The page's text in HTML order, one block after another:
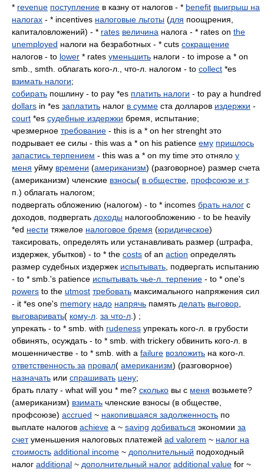
* revenue поступление в казну от налогов - * benefit выигрыш на
налогах - * incentives налоговые льготы (для поощрения,
капиталовложений) - * rates величина налога - * rates on the
unemployed налоги на безработных - * сuts сокращение
налогов - to lower * rates уменьшить налоги - to impose a * on
smb., smth. облагать кого-л., что-л. налогом - to collect *es
взимать налоги;
собирать пошлину - to pay *es платить налоги - to pay a hundred
dollars in *es заплатить налог в сумме ста долларов издержки -
court *es судебные издержки бремя, испытание;
чрезмерное требование - this is a * on her strenght это
подрывает ее силы - this was a * on his patience ему пришлось
запастись терпением - this was a * on my time это отняло у
меня уйму времени (американизм) (разговорное) размер счета
(американизм) членские взносы( в обществе профсоюзе и т.
п.) облагать налогом;
подвергать обложению (налогом) - to * incomes брать налог с
доходов, подвергать доходы налогообложению - to be heavily
*ed нести тяжелое налоговое бремя (юридическое)
таксировать, определять или устанавливать размер (штрафа,
издержек, убытков) - to * the costs of an action определять
размер судебных издержек испытывать , подвергать испытанию
- to * smb.'s patience испытывать чье-л. терпение - to * one's
powers to the utmost требовать максимального напряжения сил
- it *es one's memory надо напрячь память делать выговор
выговаривать( кому-л за что-л .) ;
упрекать - to * smb. with rudeness упрекать кого-л. в грубости
обвинять, осуждать - to * smb. with trickery обвинить кого-л. в
мошенничестве - to * smb. with a failure возложить на кого-л.
ответственность за провал( американизм) (разговорное)
назначать или спрашивать цену;
брать плату - what will you * me? сколько вы с меня возьмете?
(американизм) взимать членские взносы (в обществе,
профсоюзе) accrued ~ накопившаяся задолженность по
выплате налогов achieve a ~ saving добиваться экономии за
счетуменьшения налоговых платежей ad valorem ~ налог на
стоимость additional income ~ дополнительный подоходный
налог additional ~ дополнительный налог additional value for ~